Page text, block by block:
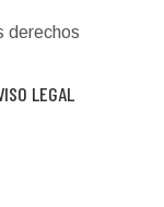
derechos
LEGAL